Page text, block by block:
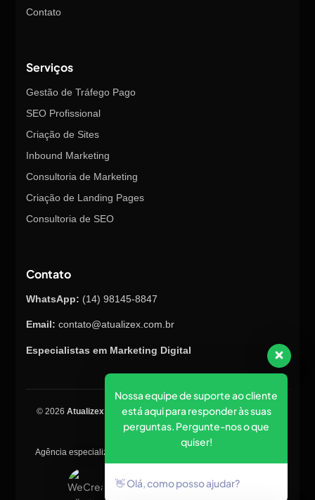
Contato
Serviços
Gestão de Tráfego Pago
SEO Profissional
Criação de Sites
Inbound Marketing
Consultoria de Marketing
Criação de Landing Pages
Consultoria de SEO
Contato
WhatsApp: (14) 98145-8847
Email: contato@atualizex.com.br
Especialistas em Marketing Digital
© 2026 Atualizex Marketing & Performance. Todos os direitos
reservados.
Agência especializada em SEO, criação de sites, tráfego pago e
Nossa equipe de suporte ao cliente
está aqui para responder às suas
perguntas. Pergunte-nos o que
quiser!
👋 Olá, como posso ajudar?